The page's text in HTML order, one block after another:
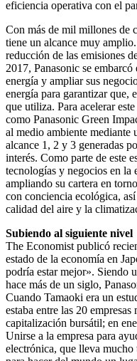
eficiencia operativa con el
Con más de mil millones de
tiene un alcance muy
reducción de las emisiones
2017, Panasonic se
energía y ampliar sus
energía para garantizar que,
que utiliza. Para acelerar
como Panasonic Green
al medio ambiente mediante
alcance 1, 2 y 3 generadas
interés. Como parte de este
tecnologías y negocios en
ampliando su cartera en
con conciencia ecológica,
calidad del aire y la
Subiendo al siguiente nivel
The Economist publicó
estado de la economía en
podría estar mejor». Siendo
hace más de un siglo,
Cuando Tamaoki era un
estaba entre las 20
capitalización bursátil; en
Unirse a la empresa para
electrónica, que lleva